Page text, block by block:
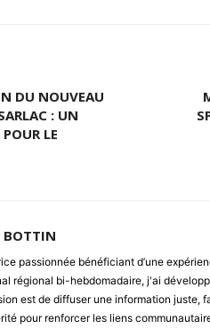
DU NOUVEAU
: UN
LE
BOTTIN
passionnée bénéficiant d’une
régional bi-hebdomadaire, j'ai
est de diffuser une information juste,
pour renforcer les liens